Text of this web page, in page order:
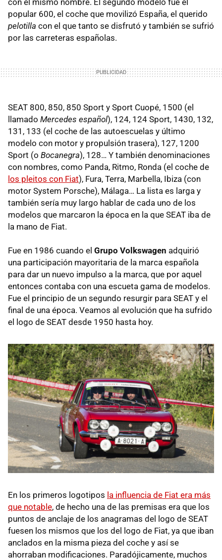
popular 600, el coche que movilizó España, el querido
pelotilla con el que tanto se disfrutó y también se sufrió
por las carreteras españolas.
SEAT 800, 850, 850 Sport y Sport Cuopé, 1500 (el
llamado Mercedes español), 124, 124 Sport, 1430, 132,
131, 133 (el coche de las autoescuelas y último
modelo con motor y propulsión trasera), 127, 1200
Sport (o Bocanegra), 128… Y también denominaciones
con nombres, como Panda, Ritmo, Ronda (el coche de
los pleitos con Fiat), Fura, Terra, Marbella, Ibiza (con
motor System Porsche), Málaga… La lista es larga y
también sería muy largo hablar de cada uno de los
modelos que marcaron la época en la que SEAT iba de
la mano de Fiat.
Fue en 1986 cuando el Grupo Volkswagen adquirió
una participación mayoritaria de la marca española
para dar un nuevo impulso a la marca, que por aquel
entonces contaba con una escueta gama de modelos.
Fue el principio de un segundo resurgir para SEAT y el
final de una época. Veamos al evolución que ha sufrido
el logo de SEAT desde 1950 hasta hoy.
En los primeros logotipos la influencia de Fiat era más
que notable, de hecho una de las premisas era que los
puntos de anclaje de los anagramas del logo de SEAT
fuesen los mismos que los del logo de Fiat, ya que iban
anclados en la misma pieza del coche y así se
ahorraban modificaciones. Paradójicamente, muchos